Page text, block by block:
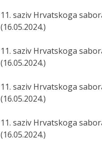
11. saziv Hrvatskoga
(16.05.2024.)
11. saziv Hrvatskoga
(16.05.2024.)
11. saziv Hrvatskoga
(16.05.2024.)
11. saziv Hrvatskoga
(16.05.2024.)